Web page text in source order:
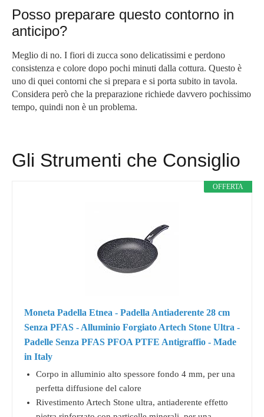
Posso preparare questo contorno in
anticipo?
Meglio di no. I fiori di zucca sono delicatissimi e perdono
consistenza e colore dopo pochi minuti dalla cottura. Questo è
uno di quei contorni che si prepara e si porta subito in tavola.
Considera però che la preparazione richiede davvero pochissimo
tempo, quindi non è un problema.
Gli Strumenti che Consiglio
OFFERTA
Moneta Padella Etnea - Padella Antiaderente 28 cm
Senza PFAS - Alluminio Forgiato Artech Stone Ultra -
Padelle Senza PFAS PFOA PTFE Antigraffio - Made
in Italy
Corpo in alluminio alto spessore fondo 4 mm, per una
perfetta diffusione del calore
Rivestimento Artech Stone ultra, antiaderente effetto